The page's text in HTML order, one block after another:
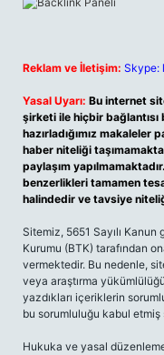
Reklam ve İletişim: Skype:
Yasal Uyarı: Bu internet
şirketi ile hiçbir bağlantısı
hazırladığımız makaleler
haber niteliği
paylaşım
benzerlikleri tamamen
halindedir ve tavsiye
Sitemiz, 5651 Sayılı
Kurumu (BTK) tarafından
vermektedir. Bu nedenle,
veya araştırma
yazdıkları içeriklerin
bu sorumluluğu kabul etmiş
Hukuka ve yasal